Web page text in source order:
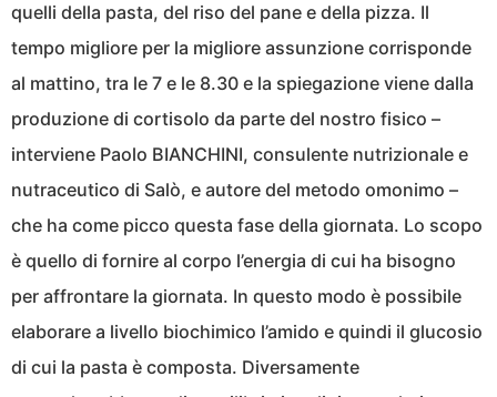
quelli della pasta, del riso del pane e della pizza. Il
tempo migliore per la migliore assunzione corrisponde
al mattino, tra le 7 e le 8.30 e la spiegazione viene dalla
produzione di cortisolo da parte del nostro fisico –
interviene Paolo BIANCHINI, consulente nutrizionale e
nutraceutico di Salò, e autore del metodo omonimo –
che ha come picco questa fase della giornata. Lo scopo
è quello di fornire al corpo l’energia di cui ha bisogno
per affrontare la giornata. In questo modo è possibile
elaborare a livello biochimico l’amido e quindi il glucosio
di cui la pasta è composta. Diversamente